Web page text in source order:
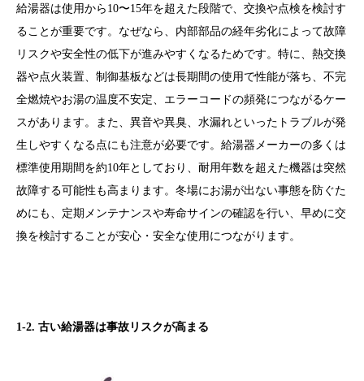
給湯器は使用から10〜15年を超えた段階で、交換や点検を検討す
ることが重要です。なぜなら、内部部品の経年劣化によって故障
リスクや安全性の低下が進みやすくなるためです。特に、熱交換
器や点火装置、制御基板などは長期間の使用で性能が落ち、不完
全燃焼やお湯の温度不安定、エラーコードの頻発につながるケー
スがあります。また、異音や異臭、水漏れといったトラブルが発
生しやすくなる点にも注意が必要です。給湯器メーカーの多くは
標準使用期間を約10年としており、耐用年数を超えた機器は突然
故障する可能性も高まります。冬場にお湯が出ない事態を防ぐた
めにも、定期メンテナンスや寿命サインの確認を行い、早めに交
換を検討することが安心・安全な使用につながります。
1-2. 古い給湯器は事故リスクが高まる